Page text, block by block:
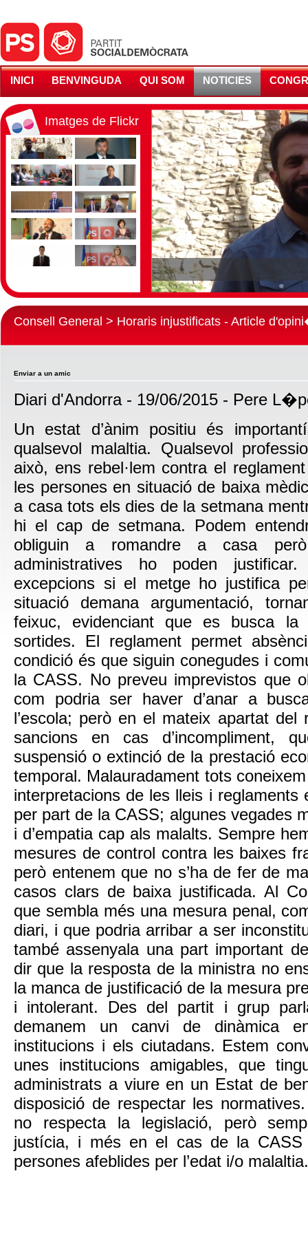
INICI BENVINGUDA QUI SOM NOTICIES
Imatges de Flickr
Consell General > Horaris injustificats - Article
Enviar a un amic
Diari d'Andorra - 19/06/2015 - Pere
Un estat d’ànim positiu és
qualsevol malaltia. Qualsevol
això, ens rebel·lem contra el
les persones en situació de baixa
a casa tots els dies de la setmana
hi el cap de setmana. Podem
obliguin a romandre a casa
administratives ho poden
excepcions si el metge ho justifica
situació demana argumentació,
feixuc, evidenciant que es busca
sortides. El reglament permet
condició és que siguin conegudes i
la CASS. No preveu imprevistos que
com podria ser haver d’anar a
l’escola; però en el mateix apartat del
sancions en cas d’incompliment,
suspensió o extinció de la prestació
temporal. Malauradament tots
interpretacions de les lleis i reglaments
per part de la CASS; algunes vegades
i d’empatia cap als malalts. Sempre
mesures de control contra les baixes
però entenem que no s’ha de fer de
casos clars de baixa justificada. Al
que sembla més una mesura penal,
diari, i que podria arribar a ser
també assenyala una part important
dir que la resposta de la ministra no
la manca de justificació de la mesura
i intolerant. Des del partit i grup
demanem un canvi de dinàmica
institucions i els ciutadans. Estem
unes institucions amigables, que
administrats a viure en un Estat de
disposició de respectar les
no respecta la legislació, però
justícia, i més en el cas de la CASS
persones afeblides per l’edat i/o malaltia.